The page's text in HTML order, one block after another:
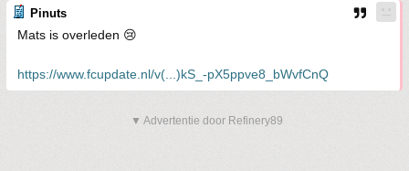
Pinuts
Mats is overleden 😢
https://www.fcupdate.nl/v(...)kS_-pX5ppve8_bWvfCnQ
▼ Advertentie door Refinery89